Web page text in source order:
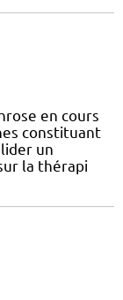
en cours
constituant
un
la thérapi